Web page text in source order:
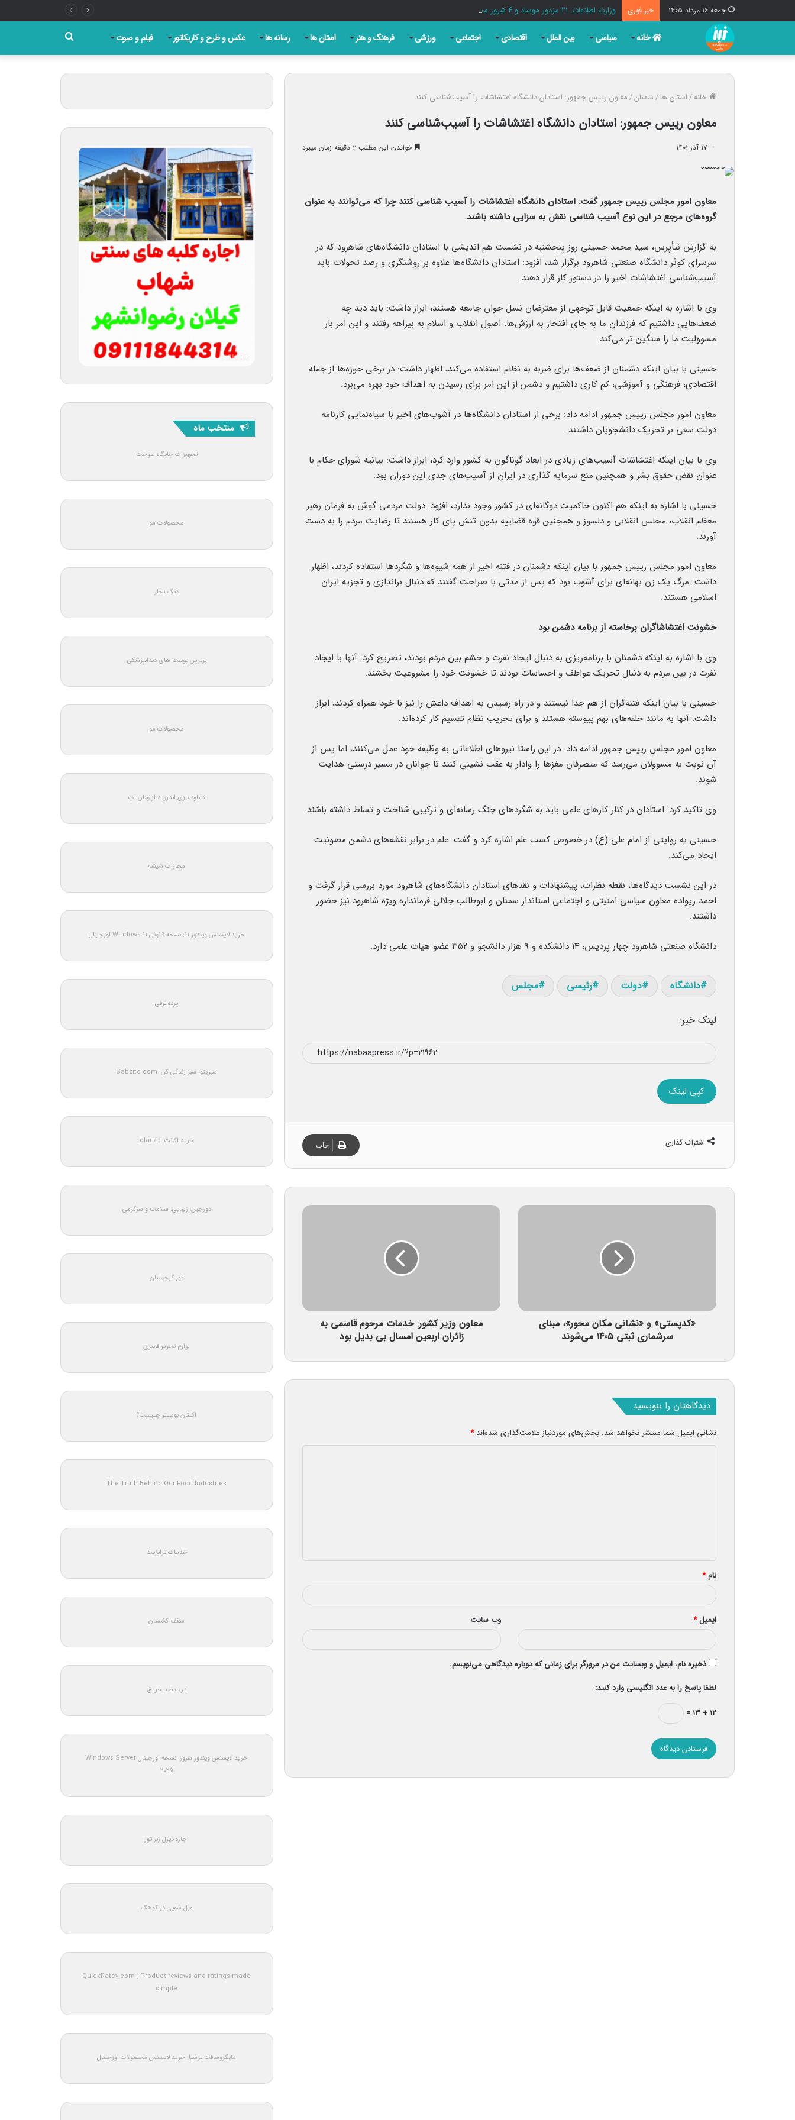
جمعه ۱۶ مرداد ۱۴۰۵ خبر فوری وزارت اطلاعات: ۲۱ مزدور موساد و ۴ شرور مسلح در کرمان بازداشت شدند
خانه سیاسی بین الملل اقتصادی اجتماعی ورزشی فرهنگ و هنر استان ها رسانه ها عکس و طرح و کاریکاتور فیلم و صوت
برای
خانه/استان ها/سمنان/معاون رییس جمهور: استادان دانشگاه اغتشاشات را آسیب‌شناسی کنند
معاون رییس جمهور: استادان دانشگاه اغتشاشات را آسیب‌شناسی کنند
۱۷ آذر ۱۴۰۱ خواندن این مطلب ۲ دقیقه زمان میبرد
معاون امور مجلس رییس جمهور گفت: استادان دانشگاه‌ اغتشاشات را آسیب شناسی کنند چرا که می‌توانند به عنوان
گروه‌های مرجع در این نوع آسیب شناسی نقش به سزایی داشته باشند.
به گزارش نبأپرس، سید محمد حسینی روز پنجشنبه در نشست هم اندیشی با استادان دانشگاه‌های شاهرود که در
سرسرای کوثر دانشگاه صنعتی شاهرود برگزار شد، افزود: استادان دانشگاه‌ها علاوه بر روشنگری و رصد تحولات باید
آسیب‌شناسی اغتشاشات اخیر را در دستور کار قرار دهند.
وی با اشاره به اینکه جمعیت قابل توجهی از معترضان نسل جوان جامعه هستند، ابراز داشت: باید دید چه
ضعف‌هایی داشتیم که فرزندان ما به جای افتخار به ارزش‌ها، اصول انقلاب و اسلام به بیراهه رفتند و این امر بار
مسوولیت ما را سنگین تر می‌کند.
حسینی با بیان اینکه دشمنان از ضعف‌ها برای ضربه به نظام استفاده می‌کند، اظهار داشت: در برخی حوزه‌ها از جمله
اقتصادی، فرهنگی و آموزشی، کم کاری داشتیم و دشمن از این امر برای رسیدن به اهداف خود بهره می‌برد.
معاون امور مجلس رییس جمهور ادامه داد: برخی از استادان دانشگاه‌ها در آشوب‌های اخیر با سیاه‌نمایی کارنامه
دولت سعی بر تحریک دانشجویان داشتند.
وی با بیان اینکه اغتشاشات آسیب‌های زیادی در ابعاد گوناگون به کشور وارد کرد، ابراز داشت: بیانیه شورای حکام با
عنوان نقض حقوق بشر و همچنین منع سرمایه گذاری در ایران از آسیب‌های جدی این دوران بود.
حسینی با اشاره به اینکه هم اکنون حاکمیت دوگانه‌ای در کشور وجود ندارد، افزود: دولت مردمی گوش به فرمان رهبر
معظم انقلاب، مجلس انقلابی و دلسوز و همچنین قوه قضاییه بدون تنش پای کار هستند تا رضایت مردم را به دست
آورند.
معاون امور مجلس رییس جمهور با بیان اینکه دشمنان در فتنه اخیر از همه شیوه‌ها و شگردها استفاده کردند، اظهار
داشت: مرگ یک زن بهانه‌ای برای آشوب بود که پس از مدتی با صراحت گفتند که دنبال براندازی و تجزیه ایران
اسلامی هستند.
خشونت اغتشاشاگران برخاسته از برنامه دشمن بود
وی با اشاره به اینکه دشمنان با برنامه‌ریزی به دنبال ایجاد نفرت و خشم بین مردم بودند، تصریح کرد: آنها با ایجاد
نفرت در بین مردم به دنبال تحریک عواطف و احساسات بودند تا خشونت خود را مشروعیت بخشند.
حسینی با بیان اینکه فتنه‌گران از هم جدا نیستند و در راه رسیدن به اهداف داعش را نیز با خود همراه کردند، ابراز
داشت: آنها به مانند حلقه‌های بهم پیوسته هستند و برای تخریب نظام تقسیم کار کرده‌اند.
معاون امور مجلس رییس جمهور ادامه داد: در این راستا نیروهای اطلاعاتی به وظیفه خود عمل می‌کنند، اما پس از
آن نوبت به مسوولان می‌رسد که متصرفان مغزها را وادار به عقب نشینی کنند تا جوانان در مسیر درستی هدایت
شوند.
وی تاکید کرد: استادان در کنار کارهای علمی باید به شگردهای جنگ رسانه‌ای و ترکیبی شناخت و تسلط داشته باشند.
حسینی به روایتی از امام علی (ع) در خصوص کسب علم اشاره کرد و گفت: علم در برابر نقشه‌های دشمن مصونیت
ایجاد می‌کند.
در این نشست دیدگاه‌ها، نقطه نظرات، پیشنهادات و نقدهای استادان دانشگاه‌های شاهرود مورد بررسی قرار گرفت و
احمد ریواده معاون سیاسی امنیتی و اجتماعی استاندار سمنان و ابوطالب جلالی فرمانداره ویژه شاهرود نیز حضور
داشتند.
دانشگاه صنعتی شاهرود چهار پردیس، ۱۴ دانشکده و ۹ هزار دانشجو و ۳۵۲ عضو هیات‌ علمی دارد.
دانشگاه دولت رئیسی مجلس
لینک خبر:
کپی لینک
اشتراک گذاری چاپ
«کدپستی» و «نشانی مکان محور»، مبنای
سرشماری ثبتی ۱۴۰۵ می‌شوند
معاون وزیر کشور: خدمات مرحوم قاسمی به
زائران اربعین امسال بی بدیل بود
دیدگاهتان را بنویسید
نشانی ایمیل شما منتشر نخواهد شد. بخش‌های موردنیاز علامت‌گذاری شده‌اند*
*
نام*
ایمیل* وب‌ سایت
ذخیره نام، ایمیل و وبسایت من در مرورگر برای زمانی که دوباره دیدگاهی می‌نویسم.
لطفا پاسخ را به عدد انگلیسی وارد کنید:
۱۲ + ۱۳ =
منتخب ماه
تجهیزات جایگاه سوخت
محصولات مو
دیگ بخار
برترین یونیت های دندانپزشکی
محصولات مو
دانلود بازی اندروید از وطن اپ
مجازات شیشه
خرید لایسنس ویندوز 11: نسخه قانونی Windows 11 اورجینال
پرده برقی
سبزیتو: سبز زندگی کن: Sabzito.com
خرید اکانت claude
دورجین؛ زیبایی، سلامت و سرگرمی
تور گرجستان
لوازم تحریر فانتزی
اکـتان بوسـتر چـیست؟
The Truth Behind Our Food Industries
خدمات ترانزیت
سقف کشسان
درب ضد حریق
خرید لایسنس ویندوز سرور: نسخه اورجینال Windows Server
2025
اجاره دیزل ژنراتور
مبل شویی در کوهک
QuickRatey.com : Product reviews and ratings made
simple
مایکروسافت پرشیا: خرید لایسنس محصولات اورجینال